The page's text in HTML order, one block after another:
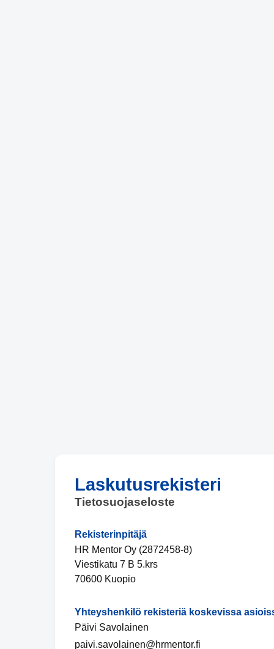
Laskutusrekisteri
Tietosuojaseloste
Rekisterinpitäjä
HR Mentor Oy (2872458-8)
Viestikatu 7 B 5.krs
70600 Kuopio
Yhteyshenkilö rekisteriä koskevissa
Päivi Savolainen
paivi.savolainen@hrmentor.fi